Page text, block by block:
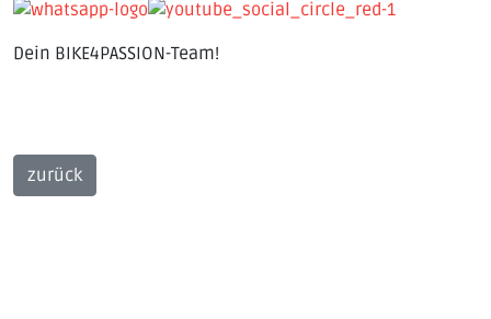
Dein BIKE4PASSION-Team!
zurück